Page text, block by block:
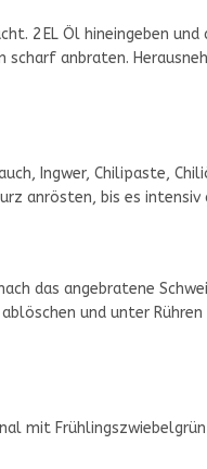
2 EL Öl hineingeben und
scharf anbraten.
Ingwer, Chilipaste,
anrösten, bis es
das angebratene
und unter Rühren
mit